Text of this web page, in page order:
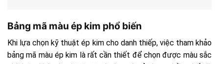
Bảng mã màu ép kim phổ biến
Khi lựa chọn kỹ thuật ép kim cho danh thiếp, việc tham khảo
bảng mã màu ép kim là rất cần thiết để chọn được màu sắc